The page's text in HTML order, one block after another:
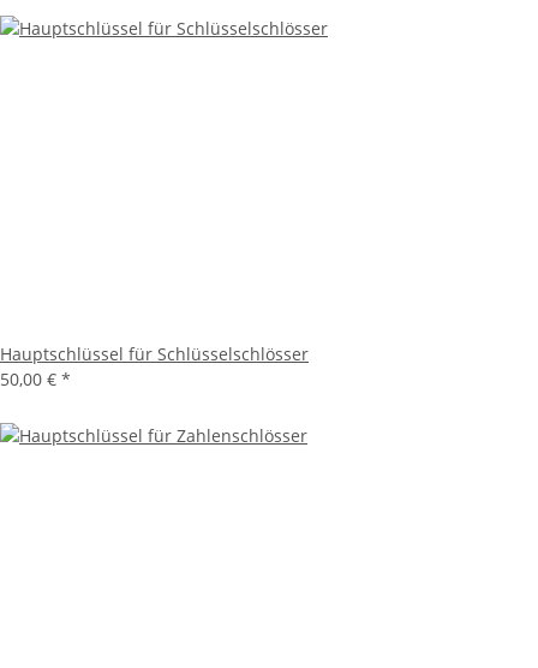
Hauptschlüssel für Schlüsselschlösser
50,00 € *